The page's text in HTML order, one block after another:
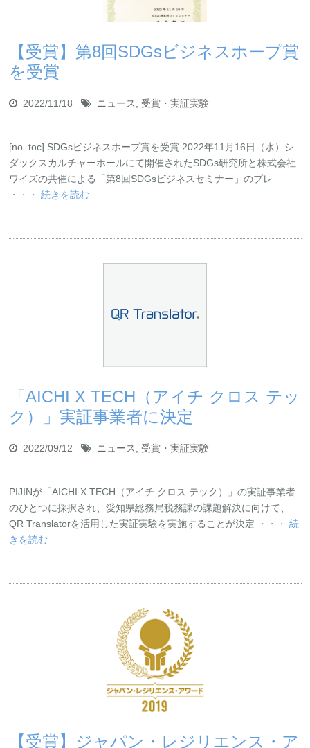
【受賞】第8回SDGsビジネスホープ賞
を受賞
2022/11/18 ニュース 受賞・実証実験
[no_toc] SDGsビジネスホープ賞を受賞 2022年11月16日（水）シ
ダックスカルチャーホールにて開催されたSDGs研究所と株式会社
ワイズの共催による「第8回SDGsビジネスセミナー」のプレ
・・・ 続きを読む
「AICHI X TECH（アイチ クロス テッ
ク）」実証事業者に決定
2022/09/12 ニュース 受賞・実証実験
PIJINが「AICHI X TECH（アイチ クロス テック）」の実証事業者
のひとつに採択され、愛知県総務局税務課の課題解決に向けて、
QR Translatorを活用した実証実験を実施することが決定
・・・ 続
きを読む
【受賞】ジャパン・レジリエンス・ア